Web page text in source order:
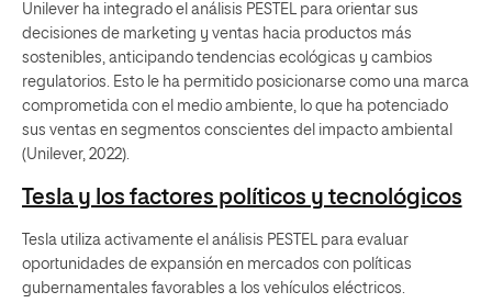
Unilever ha integrado el análisis PESTEL para orientar sus
decisiones de marketing y ventas hacia productos más
sostenibles, anticipando tendencias ecológicas y cambios
regulatorios. Esto le ha permitido posicionarse como una marca
comprometida con el medio ambiente, lo que ha potenciado
sus ventas en segmentos conscientes del impacto ambiental
(Unilever, 2022).
Tesla y los factores políticos y tecnológicos
Tesla utiliza activamente el análisis PESTEL para evaluar
oportunidades de expansión en mercados con políticas
gubernamentales favorables a los vehículos eléctricos.